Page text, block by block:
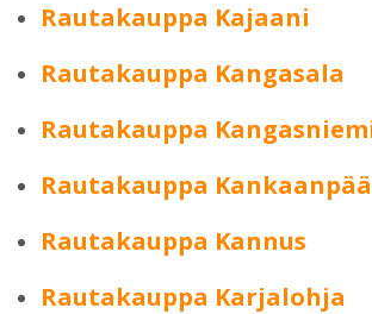
Rautakauppa Kajaani
Rautakauppa Kangasala
Rautakauppa
Rautakauppa Kankaanpää
Rautakauppa Kannus
Rautakauppa Karjalohja